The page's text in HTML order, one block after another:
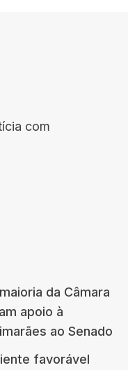
com
da Câmara
apoio à
ao Senado
favorável